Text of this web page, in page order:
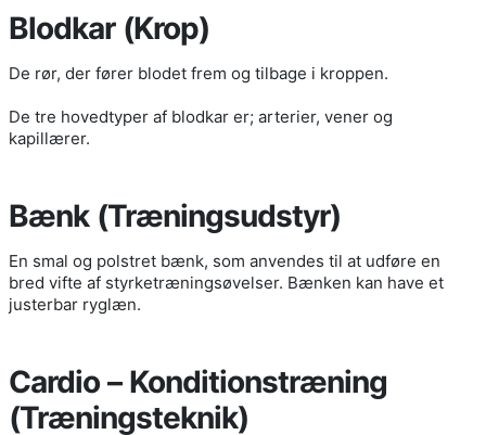
Blodkar (Krop)
De rør, der fører blodet frem og tilbage i kroppen.
De tre hovedtyper af blodkar er; arterier, vener og
kapillærer.
Bænk (Træningsudstyr)
En smal og polstret bænk, som anvendes til at udføre en
bred vifte af styrketræningsøvelser. Bænken kan have et
justerbar ryglæn.
Cardio – Konditionstræning
(Træningsteknik)